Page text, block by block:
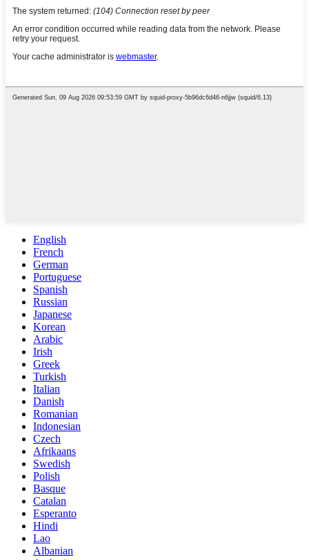
English
French
German
Portuguese
Spanish
Russian
Japanese
Korean
Arabic
Irish
Greek
Turkish
Italian
Danish
Romanian
Indonesian
Czech
Afrikaans
Swedish
Polish
Basque
Catalan
Esperanto
Hindi
Lao
Albanian